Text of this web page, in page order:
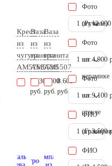
Крест
из
чугуна
AM5763
79.300
руб.
Ваза
из
гранита
AM5538
6.300
руб.
Ваза
из
гранита
AM5507
8.600
руб.
Фото
(Ручное)
1 шт.
Фото
на
керамике
1 шт. 4.900
Фото
на
стекле
1 шт. 9.100
ФИО
1 шт.3.500
ФИО